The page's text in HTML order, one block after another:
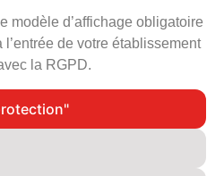
modèle d’affichage obligatoire
de votre établissement
la RGPD.